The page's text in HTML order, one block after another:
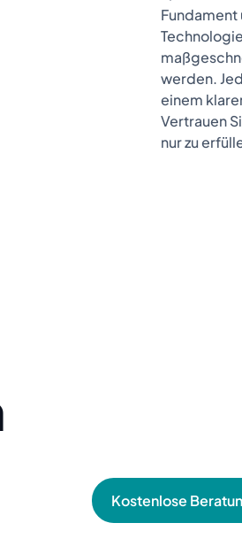
Fundament
werden.
einem
Vertrauen
nur zu
Kostenlose